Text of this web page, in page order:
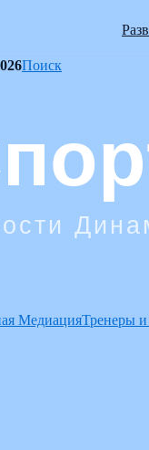
Поиск
МедиацияТренеры